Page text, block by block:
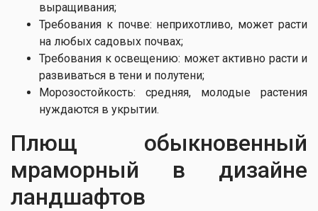
выращивания;
Требования к почве: неприхотливо, может расти
на любых садовых почвах;
Требования к освещению: может активно расти и
развиваться в тени и полутени;
Морозостойкость: средняя, ​​молодые растения
нуждаются в укрытии.
Плющ обыкновенный
мраморный в дизайне
ландшафтов